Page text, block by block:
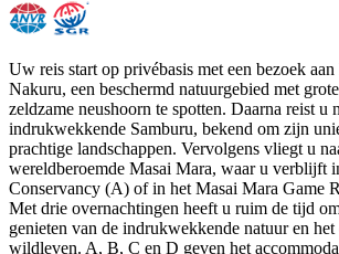
Uw reis start op privébasis met een bezoek
Nakuru, een beschermd natuurgebied met
zeldzame neushoorn te spotten. Daarna reist u
indrukwekkende Samburu, bekend om zijn
prachtige landschappen. Vervolgens vliegt u
wereldberoemde Masai Mara, waar u verblijft
Conservancy (A) of in het Masai Mara Game
Met drie overnachtingen heeft u ruim de tijd
genieten van de indrukwekkende natuur en
wildleven. A, B, C en D geven het